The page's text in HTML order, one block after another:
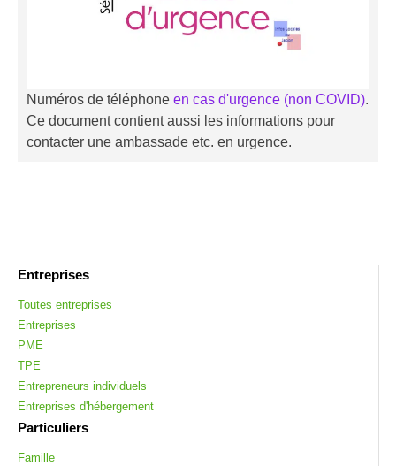
Numéros de téléphone en cas d'urgence (non COVID).
Ce document contient aussi les informations pour
contacter une ambassade etc. en urgence.
Entreprises
Toutes entreprises
Entreprises
PME
TPE
Entrepreneurs individuels
Entreprises d'hébergement
Particuliers
Famille